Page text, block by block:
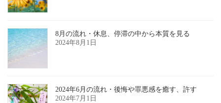
8月の流れ・休息、停滞の中から本質を見る
2024年8月1日
2024年6月の流れ・後悔や罪悪感を癒す、許す
2024年7月1日